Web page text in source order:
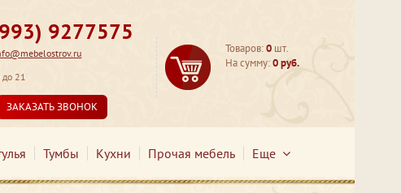
9277575
до 21
ЗАКАЗАТЬ ЗВОНОК
Товаров:0 шт.
На сумму:0 руб.
Тумбы Кухни Прочая мебель Еще